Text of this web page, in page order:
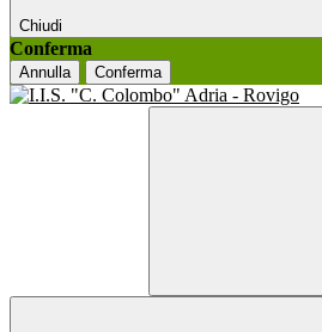
Chiudi
Conferma
Annulla Conferma